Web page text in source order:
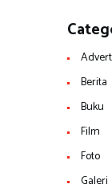
Berita
Buku
Film
Foto
Galeri